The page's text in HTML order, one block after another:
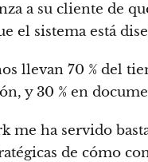
a su cliente de
el sistema está
llevan 70 % del
y 30 % en
me ha servido
de cómo